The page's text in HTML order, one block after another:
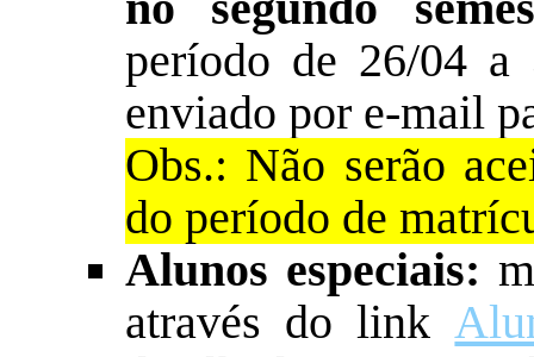
período de 26/04
enviado por e-mail
Obs.: Não serão
do período de
Alunos especiais:
através do link